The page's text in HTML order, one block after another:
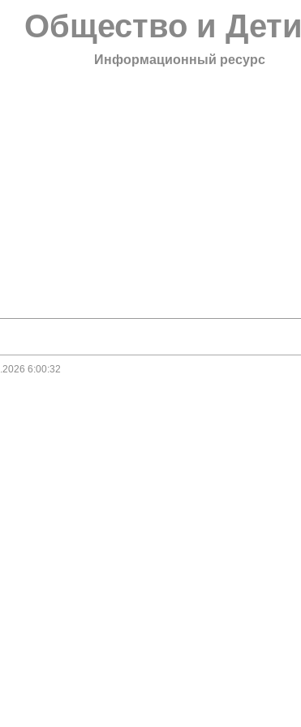
Общество и Дети
Информационный ресурс
6:00:32